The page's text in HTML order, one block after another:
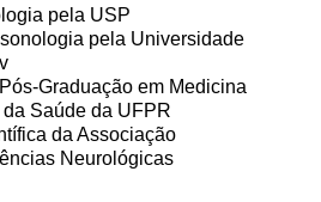
pela USP
pela Universidade
Graduação em Medicina
da Saúde da UFPR
da Associação
Neurológicas